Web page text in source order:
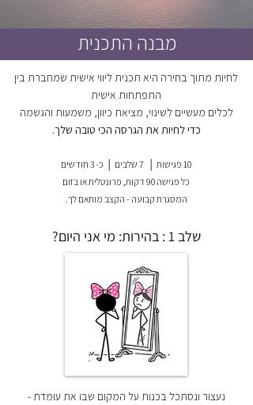
מבנה התכנית
לחיות מתוך בחירה היא תכנית ליווי אישית שמחברת בין
התפתחות אישית
לכלים מעשיים לשינוי, מציאת כיוון, משמעות והגשמה
כדי לחיות את הגרסה הכי טובה שלך.
10 פגישות │ 7 שלבים │ כ- 3 חודשים
כל פגישה 90 דקות, פרונטלית או בזום
המסגרת קבועה - הקצב מותאם לך.​
שלב 1 : בהירות: מי אני היום?
נעצור ונסתכל בכנות על המקום שבו את עומדת -